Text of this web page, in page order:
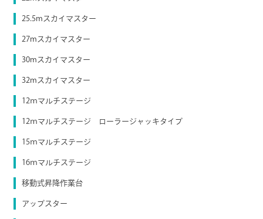
25.5mスカイマスター
27mスカイマスター
30mスカイマスター
32mスカイマスター
12ｍマルチステージ
12ｍマルチステージ ローラージャッキタイプ
15ｍマルチステージ
16ｍマルチステージ
移動式昇降作業台
アップスター